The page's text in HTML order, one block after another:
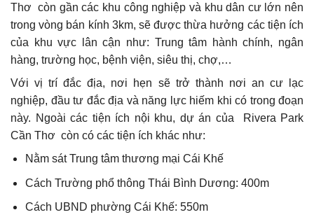
Thơ còn gần các khu công nghiệp và khu dân cư lớn nên
trong vòng bán kính 3km, sẽ được thừa hưởng các tiện ích
của khu vực lân cận như: Trung tâm hành chính, ngân
hàng, trường học, bệnh viện, siêu thị, chợ,…
Với vị trí đắc địa, nơi hẹn sẽ trở thành nơi an cư lạc
nghiệp, đầu tư đắc địa và năng lực hiếm khi có trong đoạn
này. Ngoài các tiện ích nội khu, dự án của Rivera Park
Cần Thơ còn có các tiện ích khác như:
Nằm sát Trung tâm thương mại Cái Khế
Cách Trường phổ thông Thái Bình Dương: 400m
Cách UBND phường Cái Khế: 550m